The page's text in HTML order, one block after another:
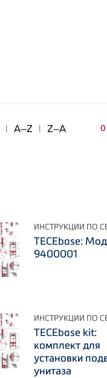
| A–Z | Z–A 0
ИНСТРУКЦИИ ПО
TECEbase:
9400001
ИНСТРУКЦИИ ПО
TECEbase kit:
комплект для
установки
унитаза